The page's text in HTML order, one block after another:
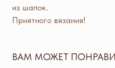
из шапок.
Приятного вязания!
ВАМ МОЖЕТ